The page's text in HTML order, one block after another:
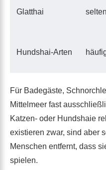
Glatthai selten
Hundshai-Arten
Für Badegäste,
Mittelmeer fast
Katzen- oder Hundshaie
existieren zwar, sind aber
Menschen entfernt, dass
spielen.